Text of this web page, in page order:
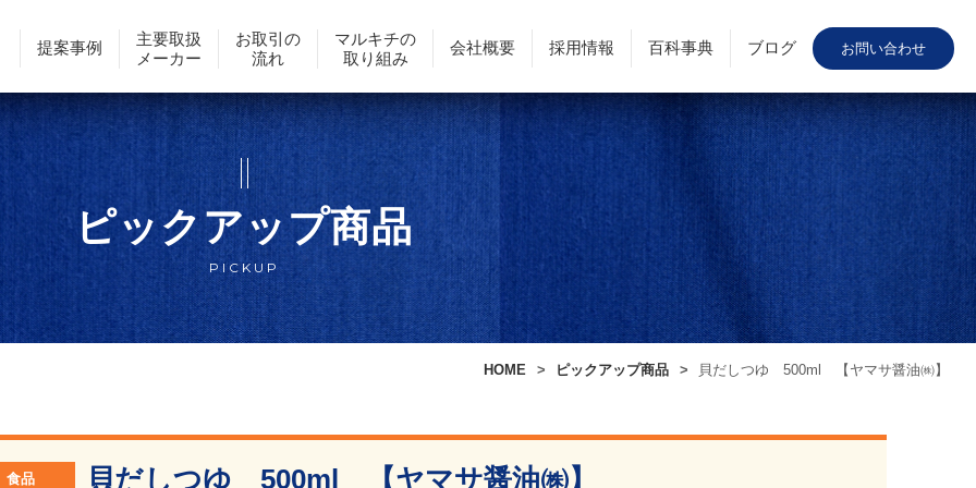
提案事例
主要取扱
メーカー
お取引の
流れ
マルキチの
取り組み
会社概要 採用情報 百科事典 ブログ お問い合わせ
ピックアップ商品
PICKUP
HOME ピックアップ商品 貝だしつゆ 500ml 【ヤマサ醤油㈱】
食品 貝だしつゆ 500ml 【ヤマサ醤油㈱】